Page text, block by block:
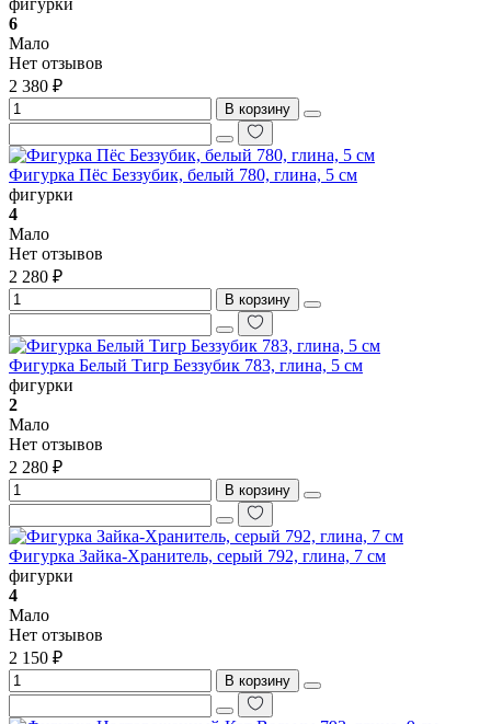
6
Мало
Нет отзывов
2 380 ₽
В корзину
Фигурка Пёс Беззубик, белый 780, глина, 5 см
фигурки
4
Мало
Нет отзывов
2 280 ₽
В корзину
Фигурка Белый Тигр Беззубик 783, глина, 5 см
фигурки
2
Мало
Нет отзывов
2 280 ₽
В корзину
Фигурка Зайка-Хранитель, серый 792, глина, 7 см
фигурки
4
Мало
Нет отзывов
2 150 ₽
В корзину